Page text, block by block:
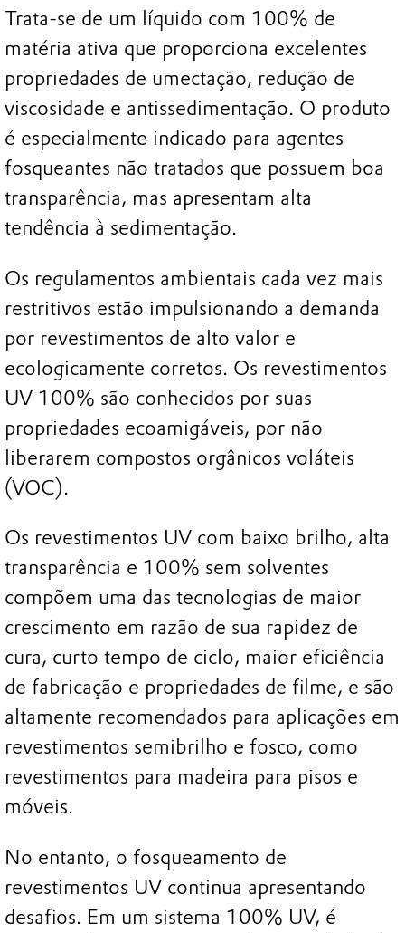
Trata-se de um líquido com 100% de
matéria ativa que proporciona excelentes
propriedades de umectação, redução de
viscosidade e antissedimentação. O produto
é especialmente indicado para agentes
fosqueantes não tratados que possuem boa
transparência, mas apresentam alta
tendência à sedimentação.
Os regulamentos ambientais cada vez mais
restritivos estão impulsionando a demanda
por revestimentos de alto valor e
ecologicamente corretos. Os revestimentos
UV 100% são conhecidos por suas
propriedades ecoamigáveis, por não
liberarem compostos orgânicos voláteis
(VOC).
Os revestimentos UV com baixo brilho, alta
transparência e 100% sem solventes
compõem uma das tecnologias de maior
crescimento em razão de sua rapidez de
cura, curto tempo de ciclo, maior eficiência
de fabricação e propriedades de filme, e são
altamente recomendados para aplicações em
revestimentos semibrilho e fosco, como
revestimentos para madeira para pisos e
móveis.
No entanto, o fosqueamento de
revestimentos UV continua apresentando
desafios. Em um sistema 100% UV, é